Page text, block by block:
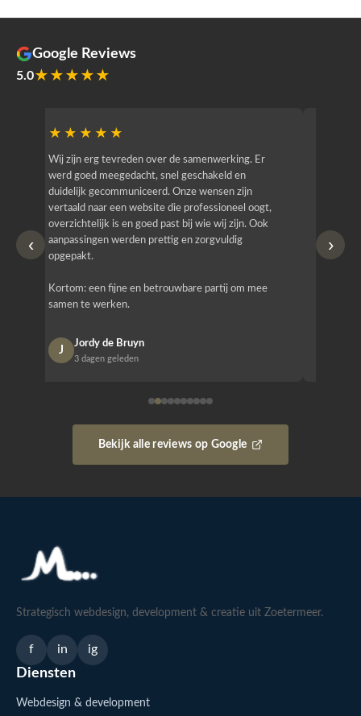
Google Reviews
5.0★★★★★
‹
★★★★★
Wij zijn erg tevreden over de samenwerking. Er
werd goed meegedacht, snel geschakeld en
duidelijk gecommuniceerd. Onze wensen zijn
vertaald naar een website die professioneel oogt,
overzichtelijk is en goed past bij wie wij zijn. Ook
aanpassingen werden prettig en zorgvuldig
opgepakt.
Kortom: een fijne en betrouwbare partij om mee
samen te werken.
J
Jordy de Bruyn
3 dagen geleden
›
Bekijk alle reviews op Google
Strategisch webdesign, development & creatie uit Zoetermeer.
f in ig
Diensten
Webdesign & development